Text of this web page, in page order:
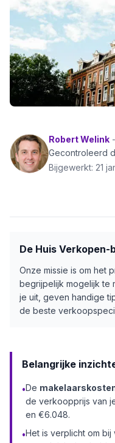
Robert Welink -
Gecontroleerd
Bijgewerkt: 21
De Huis Verkopen-
Onze missie is om het
begrijpelijk mogelijk te
je uit, geven handige
de beste
Belangrijke
•De
de verkoopprijs van
en €6.048.
•Het is verplicht om